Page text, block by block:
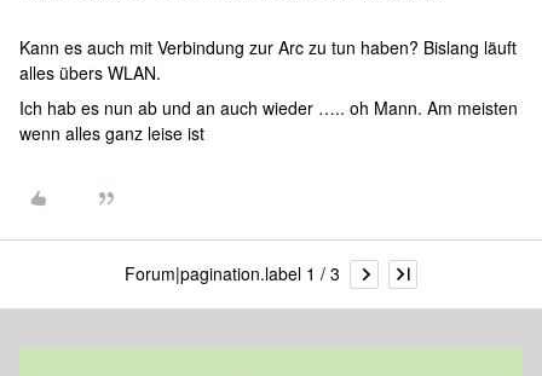
Kann es auch mit Verbindung zur Arc zu tun haben? Bislang läuft
alles übers WLAN.
Ich hab es nun ab und an auch wieder ….. oh Mann. Am meisten
wenn alles ganz leise ist
Forum|pagination.label 1 / 3